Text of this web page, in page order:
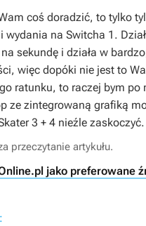
coś doradzić, to tylko
wydania na Switcha 1.
sekundę i działa w
więc dopóki nie jest to
ratunku, to raczej bym po
ze zintegrowaną grafiką
3 + 4 nieźle zaskoczyć.
przeczytanie artykułu.
jako preferowane